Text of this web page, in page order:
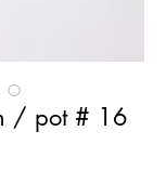
/ pot # 16